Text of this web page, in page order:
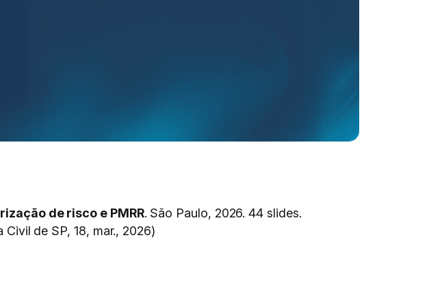
de risco e PMRR. São Paulo, 2026. 44 slides.
de SP, 18, mar., 2026)